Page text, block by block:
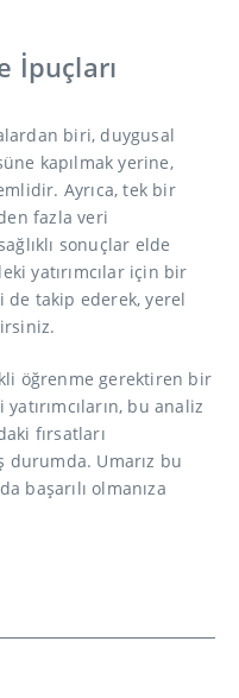
İpuçları
biri, duygusal
kapılmak yerine,
Ayrıca, tek bir
fazla veri
sonuçlar elde
yatırımcılar için bir
takip ederek, yerel
öğrenme gerektiren bir
bu analiz
fırsatları
durumda. Umarız bu
başarılı olmanıza